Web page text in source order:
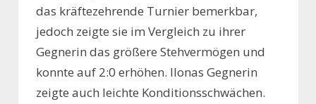
das kräftezehrende Turnier bemerkbar,
jedoch zeigte sie im Vergleich zu ihrer
Gegnerin das größere Stehvermögen und
konnte auf 2:0 erhöhen. Ilonas Gegnerin
zeigte auch leichte Konditionsschwächen.